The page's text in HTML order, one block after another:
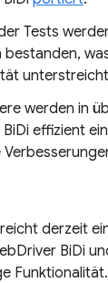
Tests
werden in
effizient
derzeit
BiDi